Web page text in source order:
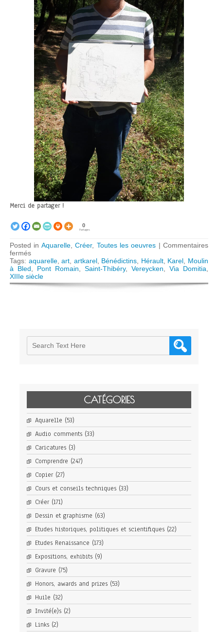
Merci de partager !
0
Partages
Posted in Aquarelle,Créer, Toutes les oeuvres | Commentaires
ferméssur
Moulin
Bled
à
Tags: aquarelle,art artkarel, Bénédictins Hérault, Karel
Moulin
à Bled
Pont Romain Saint-Thibéry, Vereycken Via Domitia
XIIIe siècle
CATÉGORIES
Aquarelle (53)
Audio comments (33)
Caricatures (3)
Comprendre (247)
Copier (27)
Cours et conseils techniques (33)
Créer (171)
Dessin et graphisme (63)
Etudes historiques, politiques et scientifiques (22)
Etudes Renaissance (173)
Expositions, exhibits (9)
Gravure (75)
Honors, awards and prizes (53)
Huile (32)
Invité(e)s (2)
Links (2)